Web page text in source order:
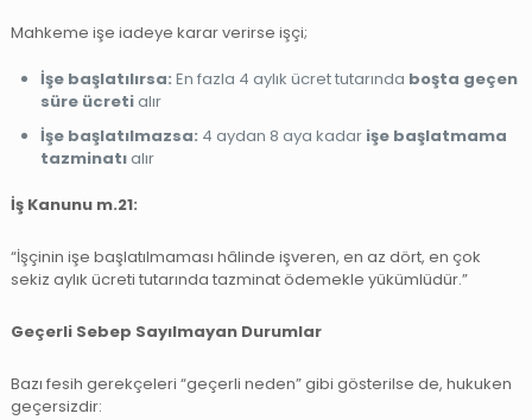
Mahkeme işe iadeye karar verirse işçi;
İşe başlatılırsa: En fazla 4 aylık ücret tutarında boşta geçen
süre ücreti alır
İşe başlatılmazsa: 4 aydan 8 aya kadar işe başlatmama
tazminatı alır
İş Kanunu m.21:
“İşçinin işe başlatılmaması hâlinde işveren, en az dört, en çok
sekiz aylık ücreti tutarında tazminat ödemekle yükümlüdür.”
Geçerli Sebep Sayılmayan Durumlar
Bazı fesih gerekçeleri “geçerli neden” gibi gösterilse de, hukuken
geçersizdir: